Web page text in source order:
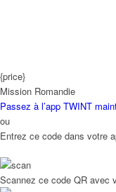
{price}
Mission Romandie
Passez à l’app TWINT
ou
Entrez ce code dans votre
Scannez ce code QR avec